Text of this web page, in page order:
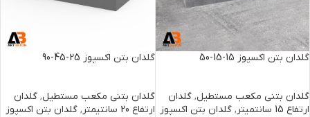
گلدان بتن اکسپوز 15-15-50
گلدان بتنی مکعب مستطیل, گلدان
ارتفاع 15 سانتمیتر
, گلدان بتن اکسپوز
گلدان بتن اکسپوز 25-45-90
گلدان بتنی مکعب مستطیل, گلدان
ارتفاع 20 سانتیمتر
, گلدان بتن اکسپوز